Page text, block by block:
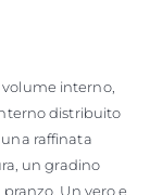
interno,
distribuito
raffinata
un gradino
Un vero e